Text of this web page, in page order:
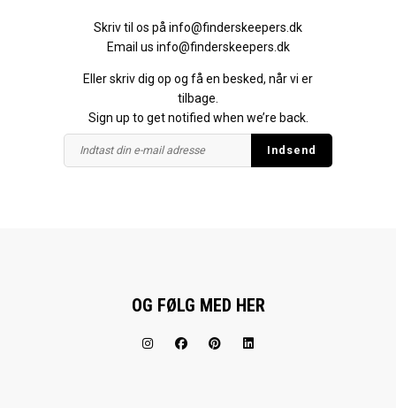
Skriv til os på info@finderskeepers.dk
Email us info@finderskeepers.dk
Eller skriv dig op og få en besked, når vi er
tilbage.
Sign up to get notified when we’re back.
OG FØLG MED HER